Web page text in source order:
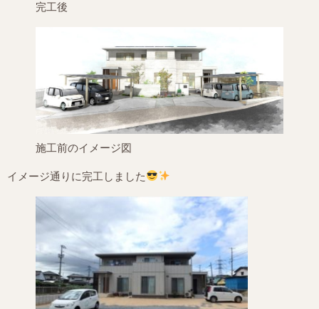
完工後
施工前のイメージ図
イメージ通りに完工しました